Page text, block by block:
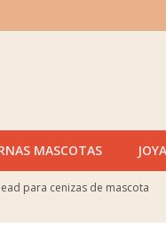
MASCOTAS
para cenizas de mascota